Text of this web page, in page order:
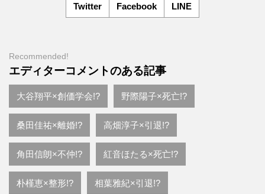
Twitter Facebook LINE
Recommended!
エディターコメントのある記事
大谷翔平×創価学会!? 野際陽子×死亡!?
桑田佳祐×離婚!? 高畑淳子×引退!?
角田信朗×不仲!? 紅音ほたる×死亡!?
朴槿恵×整形!? 相葉雅紀×引退!?